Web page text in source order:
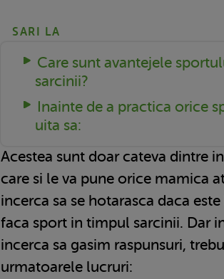
SARI LA
Care sunt avantejele
sarcinii?
Inainte de a practica orice
uita sa:
Acestea sunt doar cateva dintre
care si le va pune orice mamica
incerca sa se hotarasca daca
faca sport in timpul sarcinii. Dar
incerca sa gasim raspunsuri,
urmatoarele lucruri: